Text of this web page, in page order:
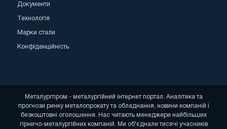
Документи
Технологія
Марки стали
Конфіденційність
Металургпром - металургійний інтернет портал. Аналітика та
прогнози ринку металопрокату та обладнання, новини компаній і
безкоштовні оголошення. Нас читають менеджери найбільших
гірничо-металургійних компаній. Ми об'єднали тисячі учасників